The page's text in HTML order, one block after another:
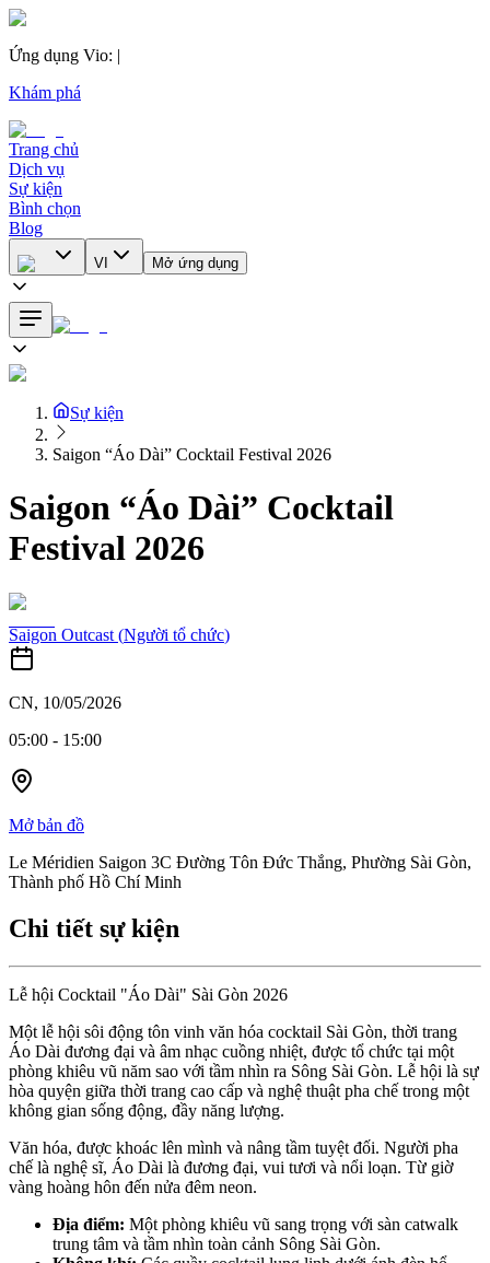
Ứng dụng Vio: |
Khám phá
Trang chủ
Dịch vụ
Sự kiện
Bình chọn
Blog
VI Mở ứng dụng
Sự kiện
Saigon “Áo Dài” Cocktail Festival 2026
Saigon “Áo Dài” Cocktail
Festival 2026
Saigon Outcast (Người tổ chức)
CN, 10/05/2026
05:00 - 15:00
Mở bản đồ
Le Méridien Saigon 3C Đường Tôn Đức Thắng, Phường Sài Gòn,
Thành phố Hồ Chí Minh
Chi tiết sự kiện
Lễ hội Cocktail "Áo Dài" Sài Gòn 2026
Một lễ hội sôi động tôn vinh văn hóa cocktail Sài Gòn, thời trang
Áo Dài đương đại và âm nhạc cuồng nhiệt, được tổ chức tại một
phòng khiêu vũ năm sao với tầm nhìn ra Sông Sài Gòn. Lễ hội là sự
hòa quyện giữa thời trang cao cấp và nghệ thuật pha chế trong một
không gian sống động, đầy năng lượng.
Văn hóa, được khoác lên mình và nâng tầm tuyệt đối. Người pha
chế là nghệ sĩ, Áo Dài là đương đại, vui tươi và nổi loạn. Từ giờ
vàng hoàng hôn đến nửa đêm neon.
Địa điểm: Một phòng khiêu vũ sang trọng với sàn catwalk
trung tâm và tầm nhìn toàn cảnh Sông Sài Gòn.